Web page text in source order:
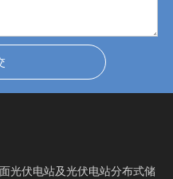
光伏电站及光伏电站分布式储